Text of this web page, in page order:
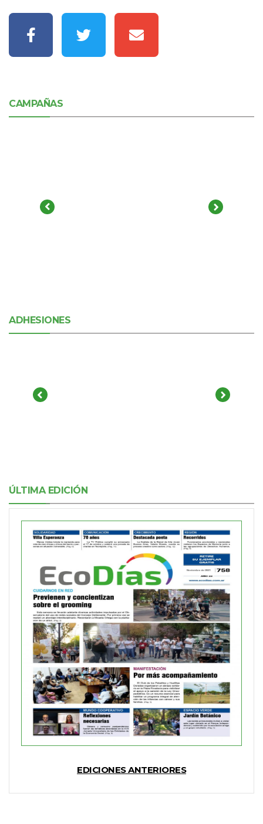
CAMPAÑAS
ADHESIONES
ÚLTIMA EDICIÓN
EDICIONES ANTERIORES